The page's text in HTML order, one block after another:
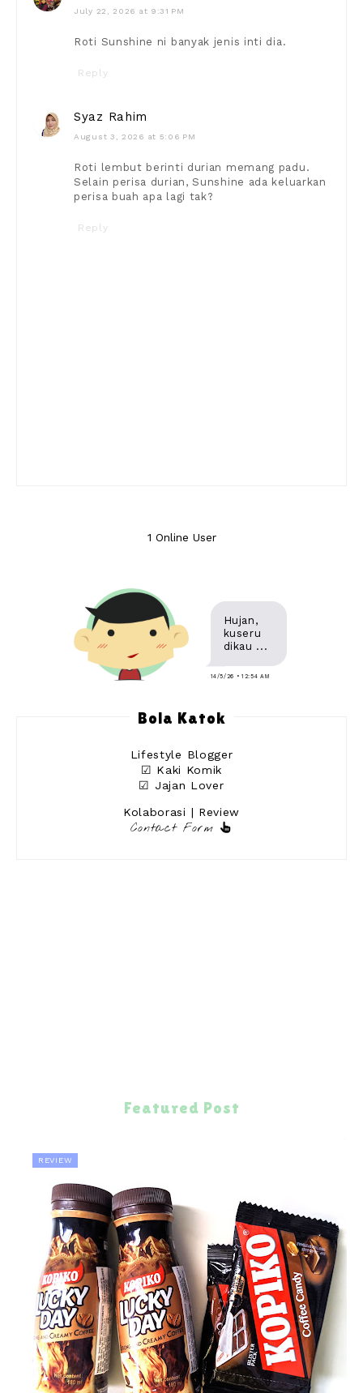
July 22, 2026 at 9:31 PM
Roti Sunshine ni banyak jenis inti dia.
Reply
Syaz Rahim
August 3, 2026 at 5:06 PM
Roti lembut berinti durian memang padu.
Selain perisa durian, Sunshine ada keluarkan
perisa buah apa lagi tak?
Reply
1 Online User
Hujan,
kuseru
dikau ...
14/5/26 • 12:54 AM
Bola Katok
Lifestyle Blogger
☑ Kaki Komik
☑ Jajan Lover
Kolaborasi | Review
Contact Form
Featured Post
REVIEW